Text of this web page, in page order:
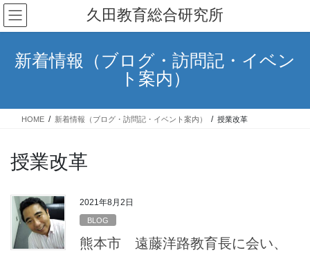
コ
ン
テ
キ
ナ
ビ
ゲ
に
久田教育総合研究所
新着情報（ブログ・訪問記・イベン
ト案内）
HOME 新着情報（ブログ・訪問記・イベント案内） 授業改革
授業改革
2021年8月2日
BLOG
熊本市 遠藤洋路教育長に会い、